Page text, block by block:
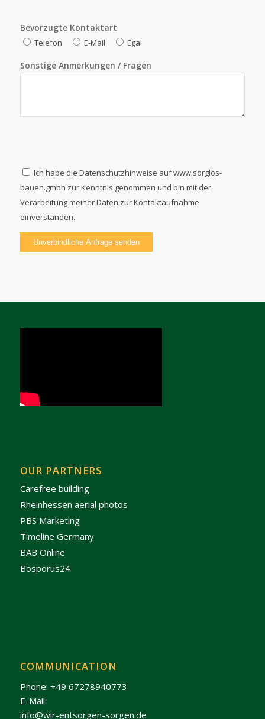
Bevorzugte Kontaktart
Telefon E-Mail Egal
Sonstige Anmerkungen / Fragen
Ich habe die Datenschutzhinweise auf www.sorglos-
bauen.gmbh zur Kenntnis genommen und bin mit der
Verarbeitung meiner Daten zur Kontaktaufnahme
einverstanden.
OUR PARTNERS
Carefree building
Rheinhessen aerial photos
PBS Marketing
Timeline Germany
BAB Online
Bosporus24
COMMUNICATION
Phone: +49 67278940773
E-Mail:
info@wir-entsorgen-sorgen.de